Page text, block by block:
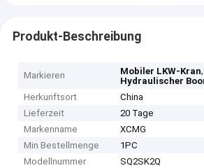
Produkt-Beschreibung
Markieren Mobiler LKW-Kran,
Hydraulischer
Herkunftsort
China
Lieferzeit
20 Tage
Markenname
XCMG
Min Bestellmenge
1PC
Modellnummer
SQ2SK2Q